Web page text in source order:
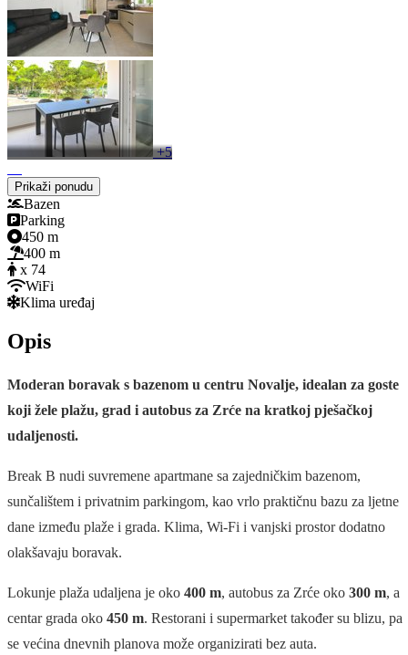
+5
Prikaži ponudu
Bazen
Parking
450 m
400 m
x 74
WiFi
Klima uređaj
Opis
Moderan boravak s bazenom u centru Novalje, idealan za goste
koji žele plažu, grad i autobus za Zrće na kratkoj pješačkoj
udaljenosti.
Break B nudi suvremene apartmane sa zajedničkim bazenom,
sunčalištem i privatnim parkingom, kao vrlo praktičnu bazu za ljetne
dane između plaže i grada. Klima, Wi-Fi i vanjski prostor dodatno
olakšavaju boravak.
Lokunje plaža udaljena je oko 400 m, autobus za Zrće oko 300 m, a
centar grada oko 450 m. Restorani i supermarket također su blizu, pa
se većina dnevnih planova može organizirati bez auta.